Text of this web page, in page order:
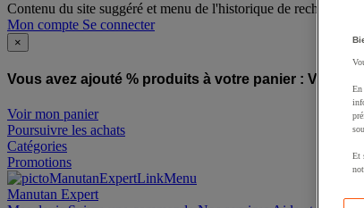
Contenu du site suggéré et menu de l'historique de recherche
Mon compte Se connecter
×
Vous avez ajouté % produits à votre panier : Vous
Voir mon panier
Poursuivre les achats
Catégories
Promotions
Manutan Expert
En
Et